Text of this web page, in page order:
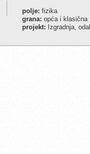
polje: fizika
grana: opća i klasična
projekt: Izgradnja,